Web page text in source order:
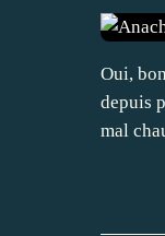
Oui,
depuis
mal